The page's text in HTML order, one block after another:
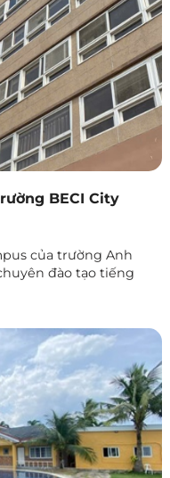
BECI City
của trường Anh
đào tạo tiếng
trong một không gian